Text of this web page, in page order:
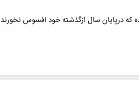
كه درپايان سال ازگذشته خود افسوس